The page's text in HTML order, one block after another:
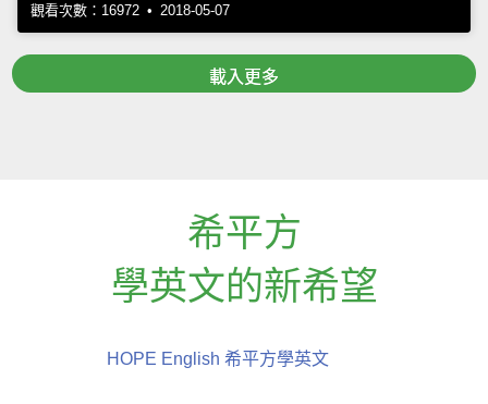
觀看次數：16972 • 2018-05-07
載入更多
希平方
學英文的新希望
HOPE English 希平方學英文